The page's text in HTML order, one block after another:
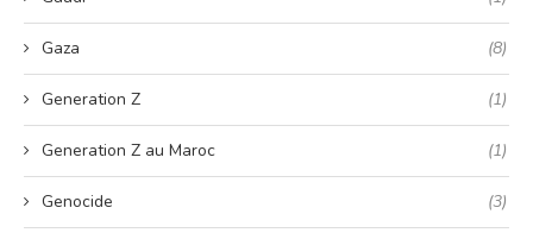
Gaza (8)
Generation Z (1)
Generation Z au Maroc (1)
Genocide (3)